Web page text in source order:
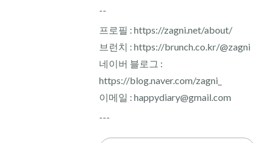
--
프로필 : https://zagni.net/about/
브런치 : https://brunch.co.kr/@zagni
네이버 블로그 :
https://blog.naver.com/zagni_
이메일 : happydiary@gmail.com
---